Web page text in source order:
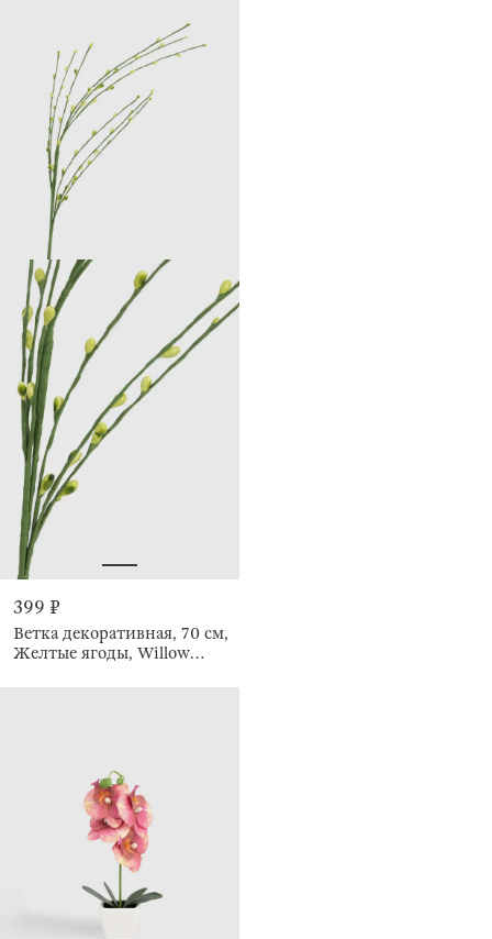
399 ₽
Ветка декоративная, 70 см,
Желтые ягоды, Willow